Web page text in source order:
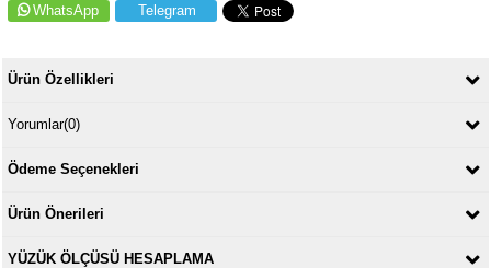
WhatsApp Telegram
Ürün Özellikleri
Yorumlar(0)
Ödeme Seçenekleri
Ürün Önerileri
YÜZÜK ÖLÇÜSÜ HESAPLAMA